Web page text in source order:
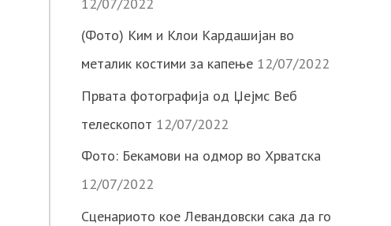
(Фото) Ким и Клои Кардашијан во
металик костими за капење 12/07/2022
Првата фотографија од Џејмс Веб
телескопот 12/07/2022
Фото: Бекамови на одмор во Хрватска
12/07/2022
Сценариото кое Левандовски сака да го